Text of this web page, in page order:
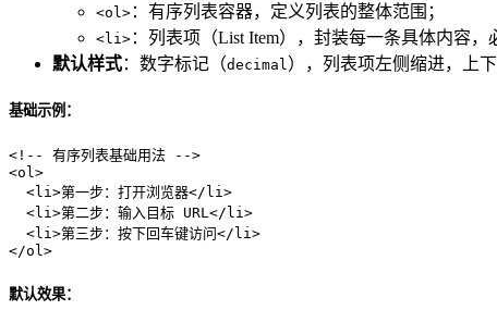
<ol> ：有序列表容器，定义列表的整体范围；
<li> ：列表项（List Item），封装每一条具体内容，
默认样式：数字标记（decimal ），列表项左侧缩进，上下
基础示例：
<!-- 有序列表基础用法 -->
<ol >
<li >第一步：打开浏览器</ li >
<li >第二步：输入目标 URL </ li >
<li >第三步：按下回车键访问</ li >
</ol >
默认效果：